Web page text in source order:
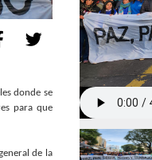
donde se
para que
de la